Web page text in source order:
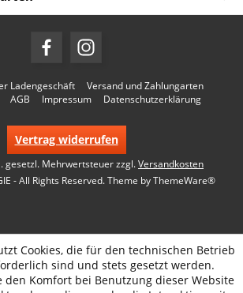
Ladengeschäft
Versand und Zahlungarten
AGB Impressum Datenschutzerklärung
Vertrag widerrufen
gesetzl. Mehrwertsteuer zzgl.Versandkosten
- All Rights Reserved. Theme byThemeWare®
Cookies, die für den technischen Betrieb
sind und stets gesetzt werden.
den Komfort bei Benutzung dieser Website